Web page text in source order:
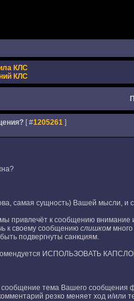
КЛС
КЛС
[ #1205261]
самая сущность) Вашей мысли,
привлечёт к сообщению внимание
к своему сообщению слишкоммного
подвергнуты санкциям.
ИСПОЛЬЗОВАТЬ
тема Вашего сообщения
резко меняет ход и/или